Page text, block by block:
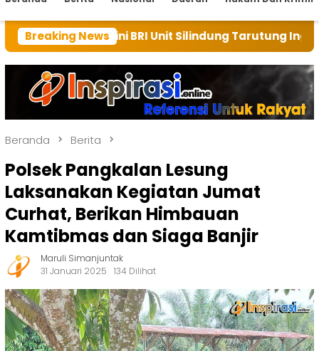
Breaking News
ini BRI Unit Silindung Tarutung Ingatkan Kebaikan
Beranda Berita
Polsek Pangkalan Lesung
Laksanakan Kegiatan Jumat
Curhat, Berikan Himbauan
Kamtibmas dan Siaga Banjir
Maruli Simanjuntak
31 Januari 2025
134 Dilihat